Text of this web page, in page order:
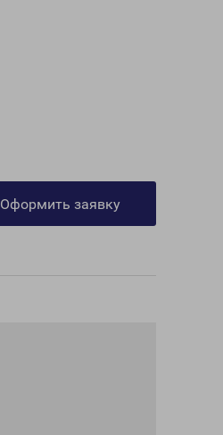
Оформить заявку